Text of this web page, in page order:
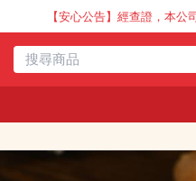
公告】經查證，本公司全品項與上